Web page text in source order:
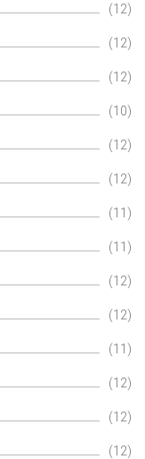
(12)
(12)
(12)
(10)
(12)
(12)
(11)
(11)
(12)
(12)
(11)
(12)
(12)
(12)